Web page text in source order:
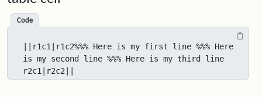
Code
||r1c1|r1c2%%% Here is my first line %%% Here
is my second line %%% Here is my third line
r2c1|r2c2||